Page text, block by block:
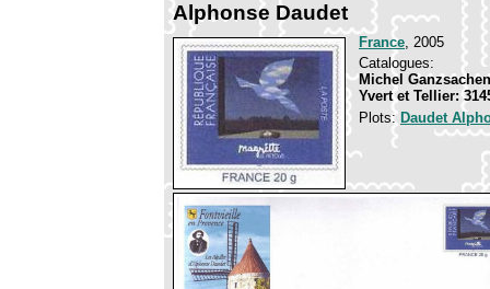
Alphonse Daudet
France, 2005
Catalogues:
Michel
Yvert et Tellier:
Plots: Daudet